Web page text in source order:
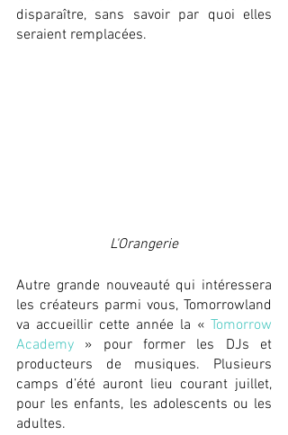
disparaître, sans savoir par quoi elles
seraient remplacées.
L'Orangerie
Autre grande nouveauté qui intéressera
les créateurs parmi vous, Tomorrowland
va accueillir cette année la « Tomorrow
Academy » pour former les DJs et
producteurs de musiques. Plusieurs
camps d’été auront lieu courant juillet,
pour les enfants, les adolescents ou les
adultes.